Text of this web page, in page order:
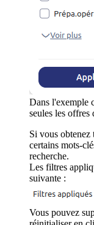
Dans l'exemple
seules les
Si vous obtenez
certains mots-
recherche.
Les filtres
suivante :
Vous pouvez